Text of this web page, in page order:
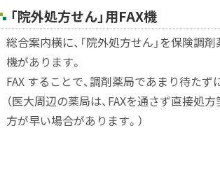
「院外処方せん」用FAX機
総合案内横に、「院外処方せん」を保険調
機があります。
FAX することで、調剤薬局であまり待たず
（医大周辺の薬局は、FAXを通さず直接処
方が早い場合があります。）